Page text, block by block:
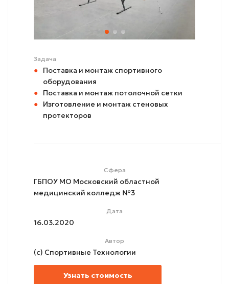
Задача
Поставка и монтаж спортивного
оборудования
Поставка и монтаж потолочной сетки
Изготовление и монтаж стеновых
протекторов
Сфера
ГБПОУ МО Московский областной
медицинский колледж №3
Дата
16.03.2020
Автор
(с) Спортивные Технологии
Узнать стоимость